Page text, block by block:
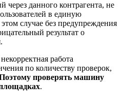
данного контрагента, не
в единую
случае без предупреждения
результат о
работа
по количеству проверок,
проверять машину
.